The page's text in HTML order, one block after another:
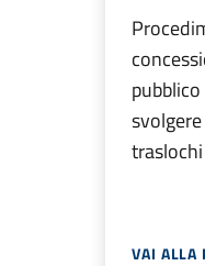
traslochi
VAI ALLA